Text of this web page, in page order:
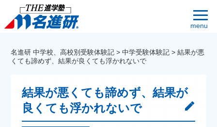
menu
名進研 中学校、高校別受験体験記 >中学受験体験記 >結果が悪
くても諦めず、結果が良くても浮かれないで
結果が悪くても諦めず、結果が
良くても浮かれないで